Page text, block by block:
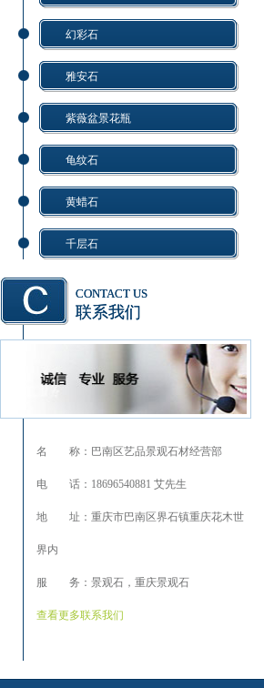
幻彩石
雅安石
紫薇盆景花瓶
龟纹石
黄蜡石
千层石
CONTACT US
联系我们
名 称：巴南区艺品景观石材经营部
电 话：18696540881 艾先生
地 址：重庆市巴南区界石镇重庆花木世
界内
服 务：景观石，重庆景观石
查看更多联系我们